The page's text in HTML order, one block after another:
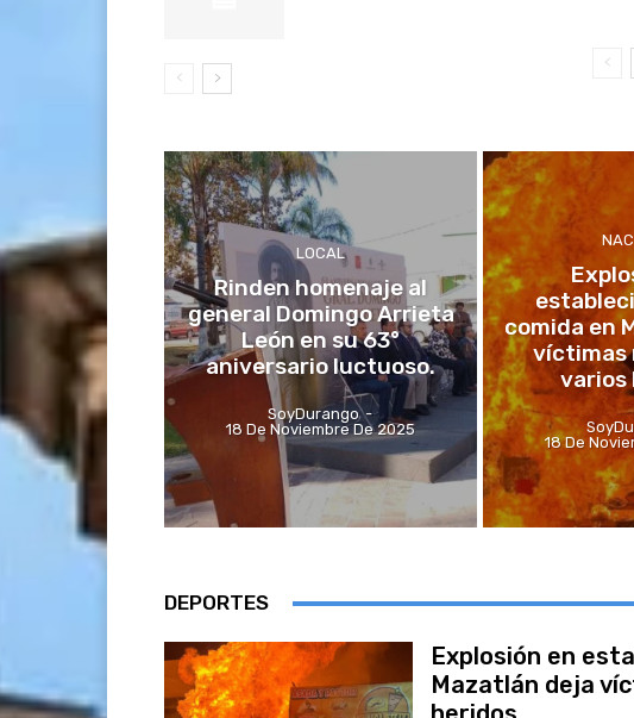
LOCAL
Rinden homenaje al
general Domingo Arrieta
León en su 63°
aniversario luctuoso.
SoyDurango -
18 De Noviembre De 2025
comida en
víctimas
varios
18 De
DEPORTES
Explosión en
Mazatlán deja